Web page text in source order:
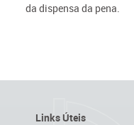
da dispensa da pena.
Links Úteis